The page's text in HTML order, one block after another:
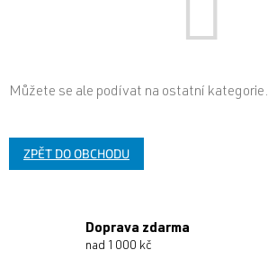
Můžete se ale podívat na ostatní kategorie.
ZPĚT DO OBCHODU
Doprava zdarma
nad 1000 kč